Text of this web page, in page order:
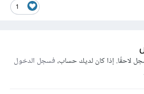
1
لاحقًا. إذا كان لديك حساب،فسجل الدخول